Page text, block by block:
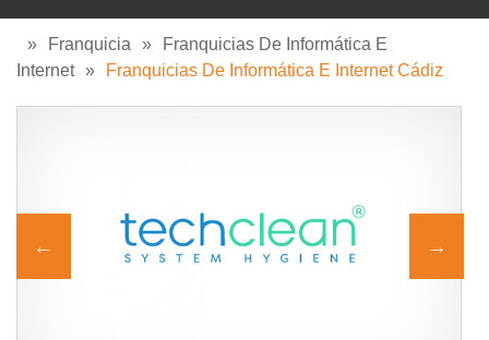
» Franquicia »
Franquicias De Informática E
Internet » Franquicias De Informática E Internet Cádiz